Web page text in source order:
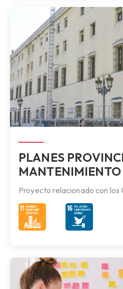
PLANES
MANTENIMIENTO
Proyecto relacionado con los